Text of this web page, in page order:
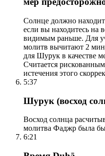
Солнце должно
если вы находитесь на
видимым раньше. Для
молитв вычитают 2
для Шурук в качестве
Считается
истечения этого
5:37
Шурук (восход
Восход солнца
молитва Фаджр была
6:21